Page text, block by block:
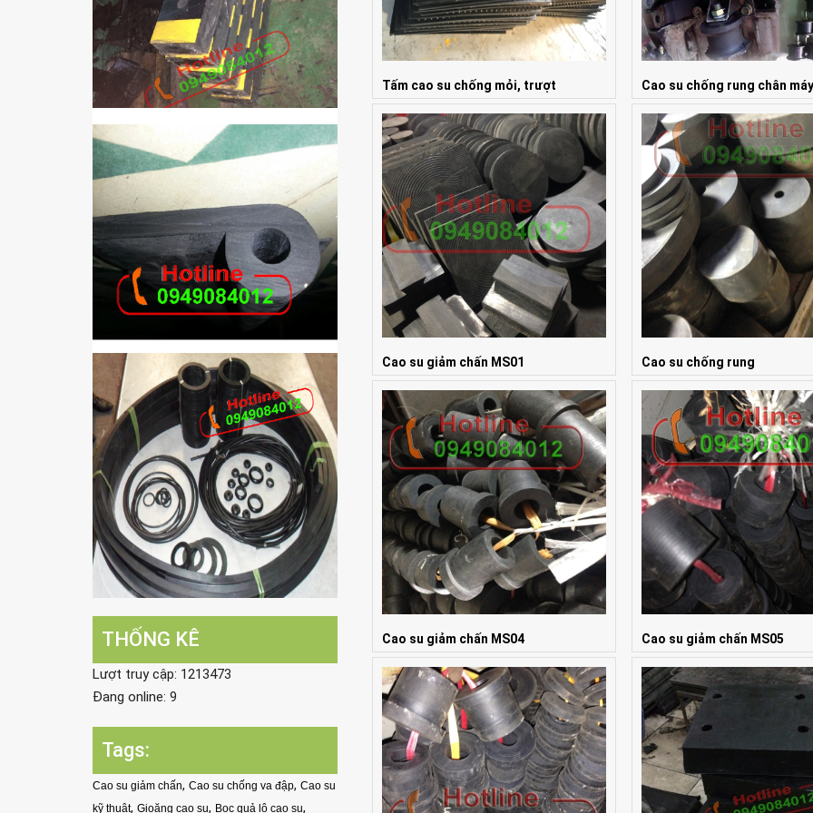
Tấm cao su chống mỏi, trượt
Giá: Liên hệ
Cao su chống rung chân máy
Giá: Liên hệ
Cao su giảm chấn MS01
Giá: Liên hệ
Cao su chống rung
Giá: Liên hệ
Cao su giảm chấn MS04
Giá: Liên hệ
Cao su giảm chấn MS05
Giá: Liên hệ
THỐNG KÊ
Lượt truy cập: 1213473
Đang online: 9
Tags:
Cao su giảm chấn, Cao su chống va đập, Cao su
kỹ thuật, Gioăng cao su, Bọc quả lô cao su,